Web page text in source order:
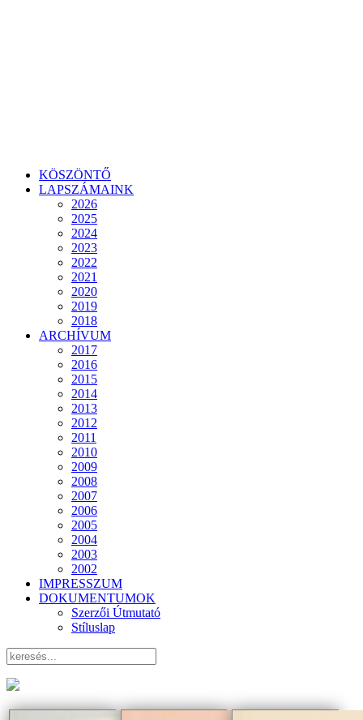
KÖSZÖNTŐ
LAPSZÁMAINK
2026
2025
2024
2023
2022
2021
2020
2019
2018
ARCHÍVUM
2017
2016
2015
2014
2013
2012
2011
2010
2009
2008
2007
2006
2005
2004
2003
2002
IMPRESSZUM
DOKUMENTUMOK
Szerzői Útmutató
Stíluslap